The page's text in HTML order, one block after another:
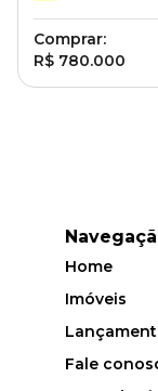
Comprar:
R$ 780.000
Home
Imóveis
Fale